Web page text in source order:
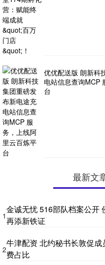
优优配送版 朗新科
电站信息查询MCP
台
最新文
1
金诚无忧 516部队档案公开
再添新铁证
2
牛津配资 北约秘书长敦促
费占比